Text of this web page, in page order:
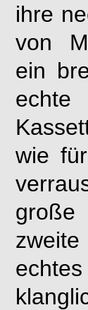
ihre
von
ein
wie
große
zweite